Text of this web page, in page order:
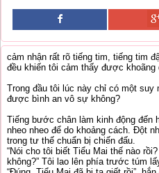
cảm nhận rất rõ tiếng tim, tiếng tim
đều khiến tôi cảm thấy được khoãng
Trong đầu tôi lúc này chỉ có một suy
được bình an vô sự không?
Tiếng bước chân làm kinh động
nheo nheo để do khoảng cách. Đột
trong tư thế chuẩn bị chiến đấu.
“Nói cho tôi biết Tiểu Mai thế nào
không?” Tôi lao lên phía trước túm